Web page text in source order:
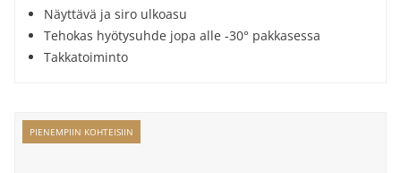
Näyttävä ja siro ulkoasu
Tehokas hyötysuhde jopa alle -30° pakkasessa
Takkatoiminto
PIENEMPIIN KOHTEISIIN